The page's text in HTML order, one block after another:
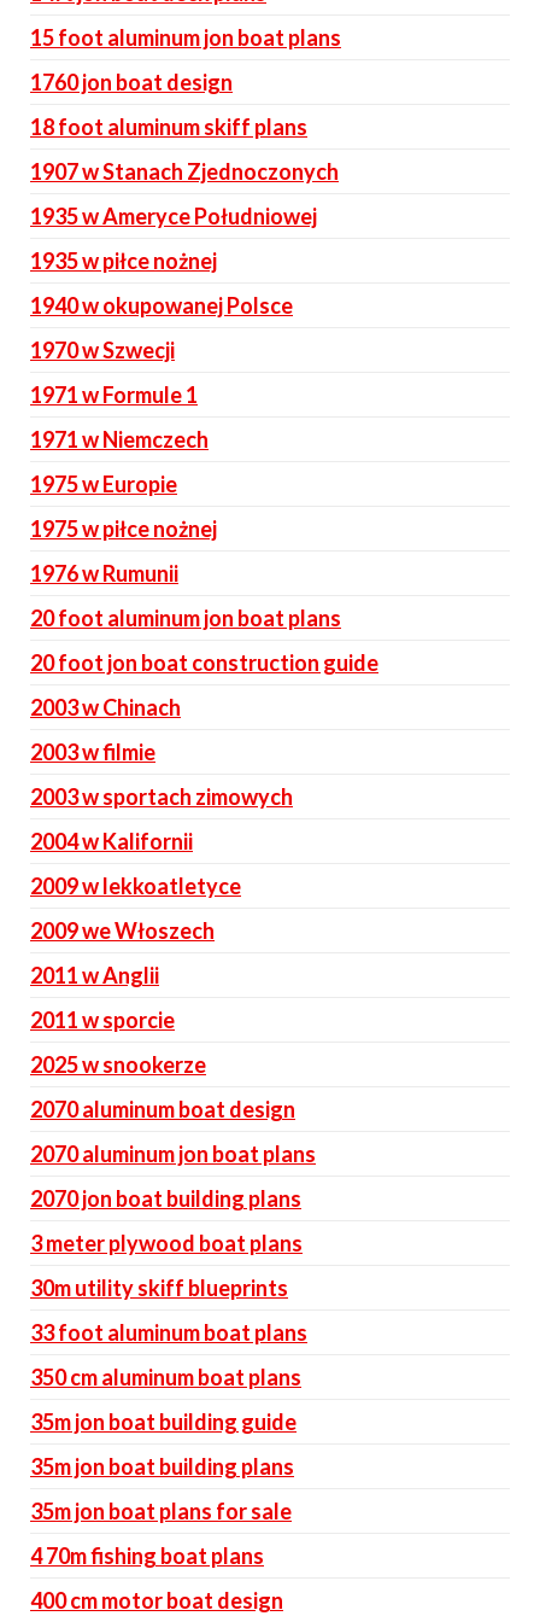
15 foot aluminum jon boat plans
1760 jon boat design
18 foot aluminum skiff plans
1907 w Stanach Zjednoczonych
1935 w Ameryce Południowej
1935 w piłce nożnej
1940 w okupowanej Polsce
1970 w Szwecji
1971 w Formule 1
1971 w Niemczech
1975 w Europie
1975 w piłce nożnej
1976 w Rumunii
20 foot aluminum jon boat plans
20 foot jon boat construction guide
2003 w Chinach
2003 w filmie
2003 w sportach zimowych
2004 w Kalifornii
2009 w lekkoatletyce
2009 we Włoszech
2011 w Anglii
2011 w sporcie
2025 w snookerze
2070 aluminum boat design
2070 aluminum jon boat plans
2070 jon boat building plans
3 meter plywood boat plans
30m utility skiff blueprints
33 foot aluminum boat plans
350 cm aluminum boat plans
35m jon boat building guide
35m jon boat building plans
35m jon boat plans for sale
4 70m fishing boat plans
400 cm motor boat design